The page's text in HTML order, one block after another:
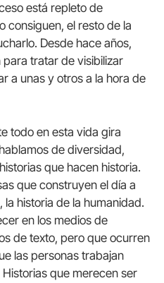
está repleto de
consiguen, el resto de la
Desde hace años,
tratar de visibilizar
a unas y otros a la hora de
todo en esta vida gira
de diversidad,
que hacen historia.
que construyen el día a
historia de la humanidad.
en los medios de
de texto, pero que ocurren
las personas trabajan
que merecen ser